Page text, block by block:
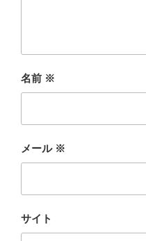
名前 ※
メール ※
サイト